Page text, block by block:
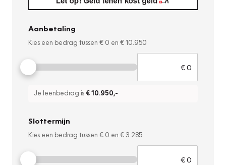
Aanbetaling
Kies een bedrag tussen € 0 en € 10.950
Je leenbedrag is€ 10.950,-
Slottermijn
Kies een bedrag tussen € 0 en € 3.285